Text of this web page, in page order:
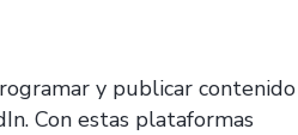
y publicar contenido
Con estas plataformas